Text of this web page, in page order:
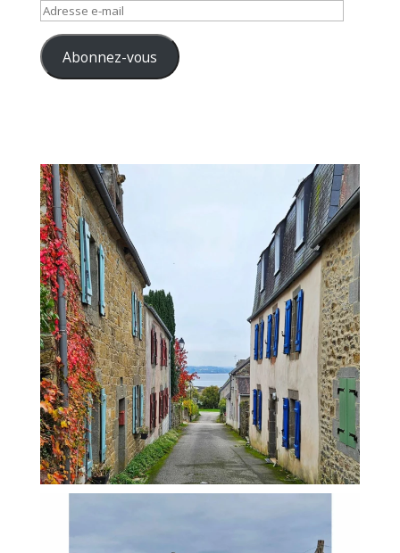
Adresse
mail Abonnez-vous